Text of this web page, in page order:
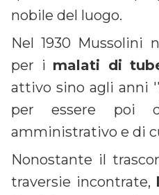
nobile del luogo.
Nel 1930 Mussolini
per i malati di
attivo sino agli anni
per essere poi
amministrativo e di
Nonostante il
traversie incontrate,